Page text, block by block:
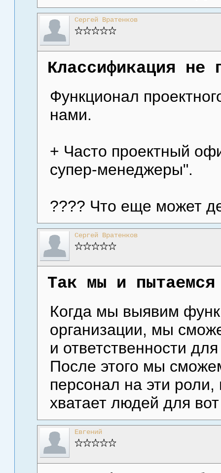
Сергей Вратенков
Классификация не
Функционал
нами.
+ Часто проектный
супер-менеджеры".
???? Что еще может
Сергей Вратенков
Так мы и пытаемся
Когда мы выявим
организации, мы
и ответственности
После этого мы
персонал на эти
хватает людей для
Евгений